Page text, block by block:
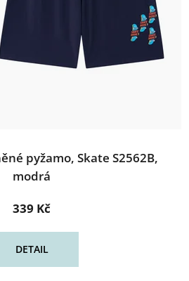
pyžamo, Skate S2562B,
modrá
339 Kč
DETAIL